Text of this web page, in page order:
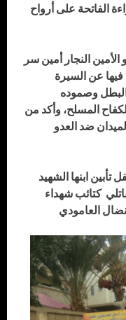
الفاتحة على أرواح
الأمين النجار أمين سر
عن السيرة
وصموده
المسلح، وأكد من
ضد العدو
ابنها الشهيد
كتائب شهداء